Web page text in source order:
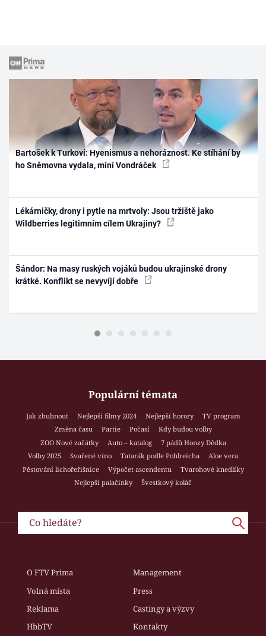
Bartošek k Turkovi: Hyenismus a nehoráznost. Ke stíhání by
ho Sněmovna vydala, míní Vondráček
Lékárničky, drony i pytle na mrtvoly: Jsou tržiště jako
Wildberries legitimním cílem Ukrajiny?
Šándor: Na masy ruských vojáků budou ukrajinské drony
krátké. Konflikt se nevyvíjí dobře
Populární témata
Jak zhubnout Nejlepší filmy 2024 Nejlepší horory
TV program
Změna času
Partie Počasí
Kdy budou volby
ZOO Nové začátky
Auto – katalog
7 pádů Honzy Dědka
Volby 2025
Svařené víno Tatarák podle Pohlreicha
Aloe vera
Pěstování lichořeřišnice
Výpočet ascendentu
Tvarohové knedlíky
Nejlepší palačinky
Švestkový koláč
O FTV Prima
Management
Volná místa
Press
Reklama
Castingy a výzvy
HbbTV
Kontakty